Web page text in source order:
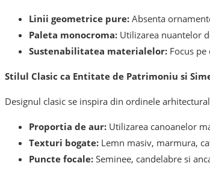
Linii geometrice pure: Absenta
Paleta monocroma: Utilizarea nuantelor
Sustenabilitatea materialelor: Focus
Stilul Clasic ca Entitate de Patrimoniu si
Designul clasic se inspira din ordinele
Proportia de aur: Utilizarea canoanelor
Texturi bogate: Lemn masiv, marmura,
Puncte focale: Seminee, candelabre si